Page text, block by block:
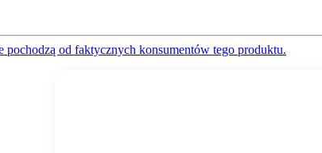
pochodzą od faktycznych konsumentów tego produktu.